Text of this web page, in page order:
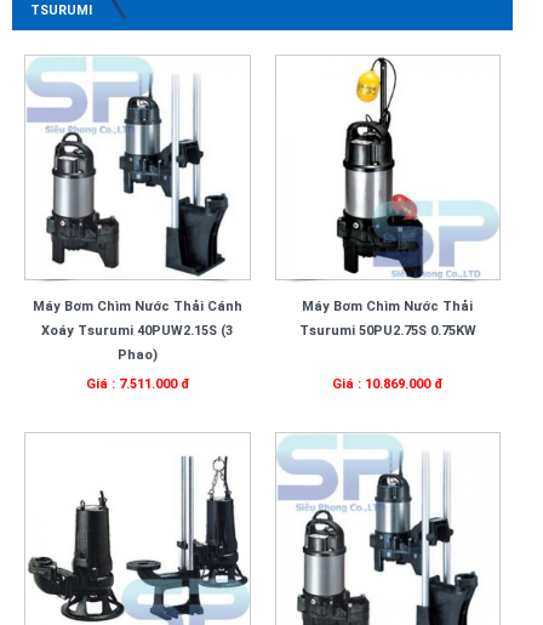
TSURUMI
Máy Bơm Chìm Nước Thải Cánh
Xoáy Tsurumi 40PUW2.15S (3
Phao)
Giá : 7.511.000 đ
Máy Bơm Chìm Nước Thải
Tsurumi 50PU2.75S 0.75KW
Giá : 10.869.000 đ